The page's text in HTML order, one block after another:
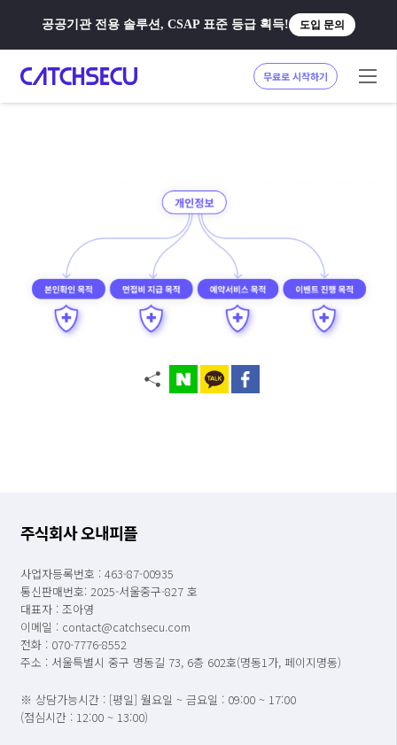
공공기관 전용 솔루션, CSAP 표준 등급 획득! 도입 문의
무료로 시작하기
주식회사 오내피플
사업자등록번호 : 463-87-00935
통신판매번호: 2025-서울중구-827 호
대표자 : 조아영
이메일 : contact@catchsecu.com
전화 : 070-7776-8552
주소 : 서울특별시 중구 명동길 73, 6층 602호(명동1가, 페이지명동)
※ 상담가능시간 : [평일] 월요일 ~ 금요일 : 09:00 ~ 17:00
(점심시간 : 12:00 ~ 13:00)